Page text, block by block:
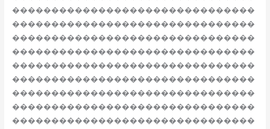
�������������������������������
�������������������������������
�������������������������������
�������������������������������
�������������������������������
�������������������������������
�������������������������������
�������������������������������
�������������������������������